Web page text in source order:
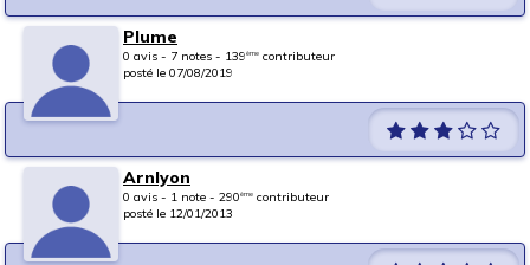
Plume
0 avis - 7 notes - 139ème contributeur
posté le 07/08/2019
Arnlyon
0 avis - 1 note - 290ème contributeur
posté le 12/01/2013